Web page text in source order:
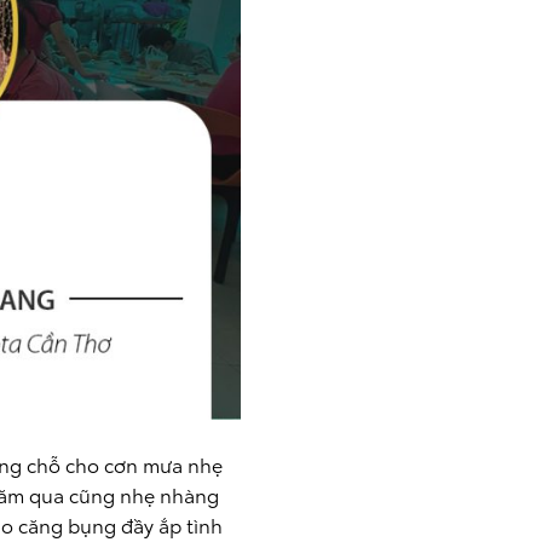
chỗ cho cơn mưa nhẹ
qua cũng nhẹ nhàng
căng bụng đầy ắp tình